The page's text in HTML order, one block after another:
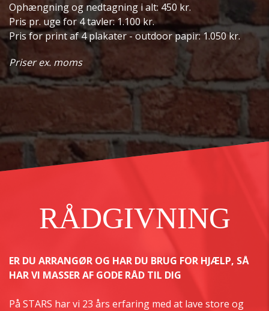
Ophængning og nedtagning i alt: 450 kr.
Pris pr. uge for 4 tavler: 1.100 kr.
Pris for print af 4 plakater - outdoor papir: 1.050 kr.
Priser ex. moms
RÅDGIVNING
ER DU ARRANGØR OG HAR DU BRUG FOR HJÆLP, SÅ
HAR VI MASSER AF GODE RÅD TIL DIG
På STARS har vi 23 års erfaring med at lave store og